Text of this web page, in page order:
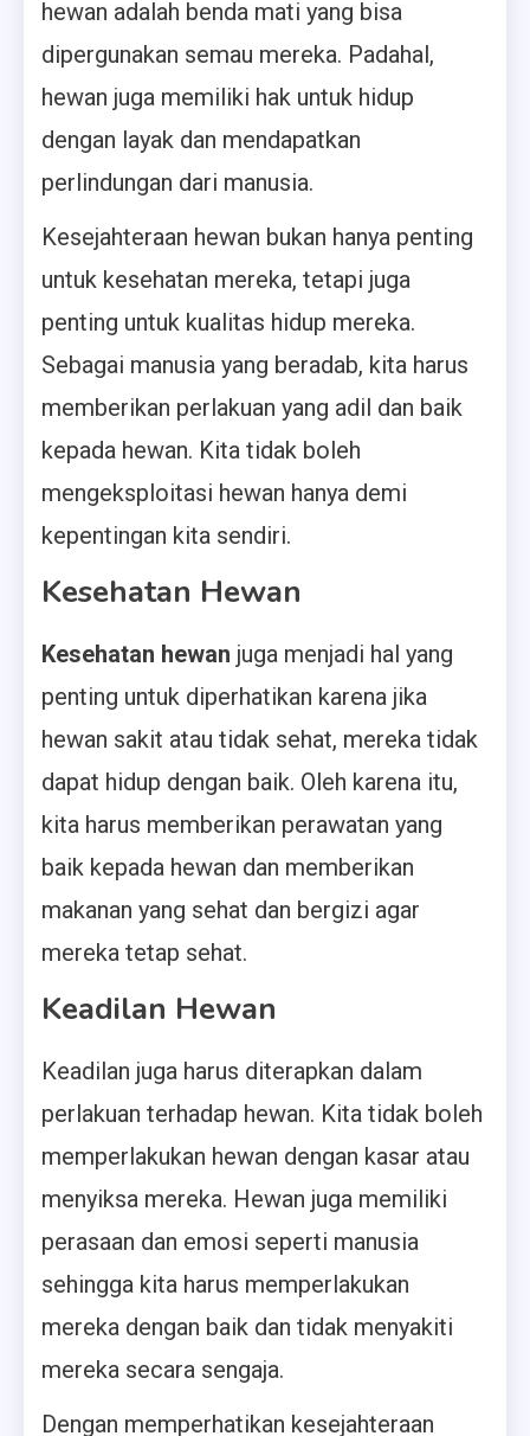
hewan adalah benda mati yang bisa
dipergunakan semau mereka. Padahal,
hewan juga memiliki hak untuk hidup
dengan layak dan mendapatkan
perlindungan dari manusia.
Kesejahteraan hewan bukan hanya penting
untuk kesehatan mereka, tetapi juga
penting untuk kualitas hidup mereka.
Sebagai manusia yang beradab, kita harus
memberikan perlakuan yang adil dan baik
kepada hewan. Kita tidak boleh
mengeksploitasi hewan hanya demi
kepentingan kita sendiri.
Kesehatan Hewan
Kesehatan hewan juga menjadi hal yang
penting untuk diperhatikan karena jika
hewan sakit atau tidak sehat, mereka tidak
dapat hidup dengan baik. Oleh karena itu,
kita harus memberikan perawatan yang
baik kepada hewan dan memberikan
makanan yang sehat dan bergizi agar
mereka tetap sehat.
Keadilan Hewan
Keadilan juga harus diterapkan dalam
perlakuan terhadap hewan. Kita tidak boleh
memperlakukan hewan dengan kasar atau
menyiksa mereka. Hewan juga memiliki
perasaan dan emosi seperti manusia
sehingga kita harus memperlakukan
mereka dengan baik dan tidak menyakiti
mereka secara sengaja.
Dengan memperhatikan kesejahteraan